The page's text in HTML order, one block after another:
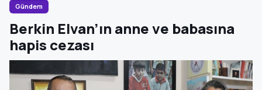
Gündem
Berkin Elvan’ın anne ve babasına
hapis cezası